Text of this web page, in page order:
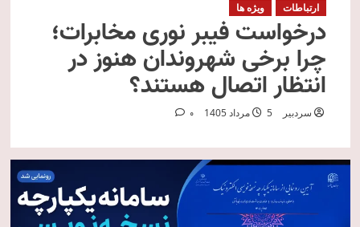
ارتباطات ویژه ها
درخواست فیبر نوری مخابرات؛
چرا برخی شهروندان هنوز در
انتظار اتصال هستند؟
سردبیر 5 مرداد 1405 0